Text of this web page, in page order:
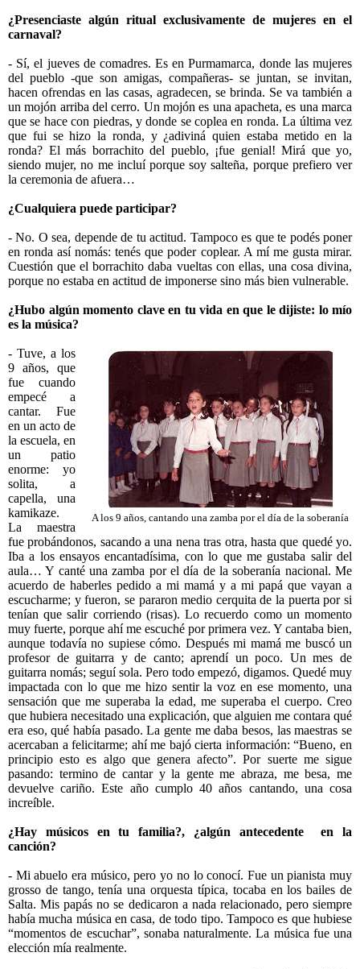
¿Presenciaste algún ritual exclusivamente de mujeres en el
carnaval?
- Sí, el jueves de comadres. Es en Purmamarca, donde las mujeres
del pueblo -que son amigas, compañeras- se juntan, se invitan,
hacen ofrendas en las casas, agradecen, se brinda. Se va también a
un mojón arriba del cerro. Un mojón es una apacheta, es una marca
que se hace con piedras, y donde se coplea en ronda. La última vez
que fui se hizo la ronda, y ¿adiviná quien estaba metido en la
ronda? El más borrachito del pueblo, ¡fue genial! Mirá que yo,
siendo mujer, no me incluí porque soy salteña, porque prefiero ver
la ceremonia de afuera…
¿Cualquiera puede participar?
- No. O sea, depende de tu actitud. Tampoco es que te podés poner
en ronda así nomás: tenés que poder coplear. A mí me gusta mirar.
Cuestión que el borrachito daba vueltas con ellas, una cosa divina,
porque no estaba en actitud de imponerse sino más bien vulnerable.
¿Hubo algún momento clave en tu vida en que le dijiste: lo mío
es la música?
A los 9 años, cantando una zamba por el día de la soberanía
- Tuve, a los
9 años, que
fue cuando
empecé a
cantar. Fue
en un acto de
la escuela, en
un patio
enorme: yo
solita, a
capella, una
kamikaze.
La maestra
fue probándonos, sacando a una nena tras otra, hasta que quedé yo.
Iba a los ensayos encantadísima, con lo que me gustaba salir del
aula… Y canté una zamba por el día de la soberanía nacional. Me
acuerdo de haberles pedido a mi mamá y a mi papá que vayan a
escucharme; y fueron, se pararon medio cerquita de la puerta por si
tenían que salir corriendo (risas). Lo recuerdo como un momento
muy fuerte, porque ahí me escuché por primera vez. Y cantaba bien,
aunque todavía no supiese cómo. Después mi mamá me buscó un
profesor de guitarra y de canto; aprendí un poco. Un mes de
guitarra nomás; seguí sola. Pero todo empezó, digamos. Quedé muy
impactada con lo que me hizo sentir la voz en ese momento, una
sensación que me superaba la edad, me superaba el cuerpo. Creo
que hubiera necesitado una explicación, que alguien me contara qué
era eso, qué había pasado. La gente me daba besos, las maestras se
acercaban a felicitarme; ahí me bajó cierta información: “Bueno, en
principio esto es algo que genera afecto”. Por suerte me sigue
pasando: termino de cantar y la gente me abraza, me besa, me
devuelve cariño. Este año cumplo 40 años cantando, una cosa
increíble.
¿Hay músicos en tu familia?, ¿algún antecedente en la
canción?
- Mi abuelo era músico, pero yo no lo conocí. Fue un pianista muy
grosso de tango, tenía una orquesta típica, tocaba en los bailes de
Salta. Mis papás no se dedicaron a nada relacionado, pero siempre
había mucha música en casa, de todo tipo. Tampoco es que hubiese
“momentos de escuchar”, sonaba naturalmente. La música fue una
elección mía realmente.